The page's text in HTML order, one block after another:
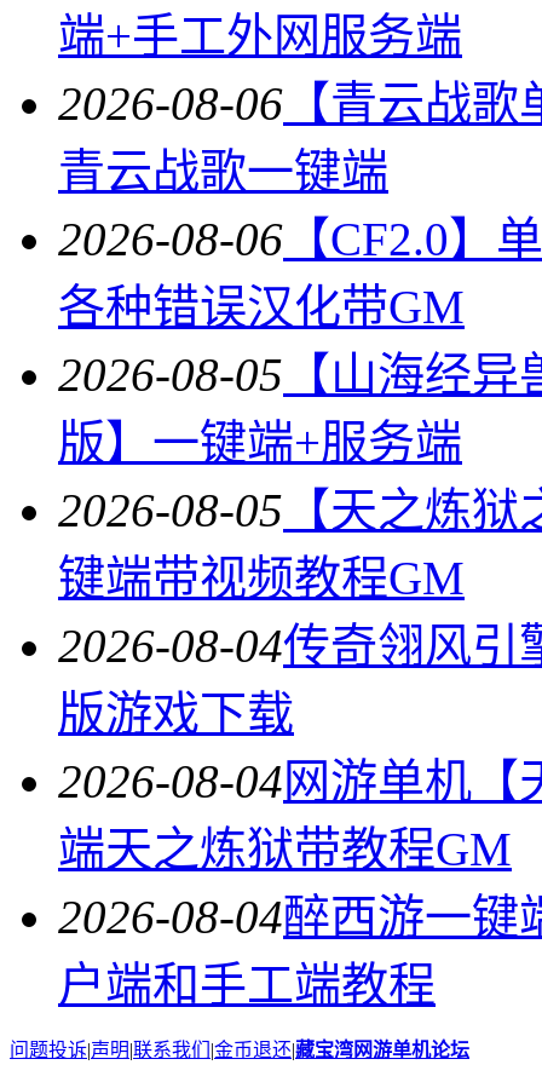
端+手工外网服务端
2026-08-06 【青云战
青云战歌一键端
2026-08-06 【CF2.0】
各种错误汉化带GM
2026-08-05 【山海经
版】一键端+服务端
2026-08-05 【天之炼
键端带视频教程GM
2026-08-04传奇翎风引
版游戏下载
2026-08-04网游单机【
端天之炼狱带教程GM
2026-08-04醉西游一键
户端和手工端教程
问题投诉|声明|联系我们 |金币退还|藏宝湾网游单机论坛